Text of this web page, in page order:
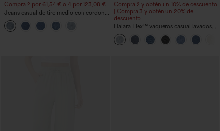
Compra 2 por 61,54 € o 4 por 123,08 €.
Jeans casual de tiro medio con cordón y
bolsillos
Compra 2 y obtén un 10% de descuento
| Compra 3 y obtén un 20% de
descuento
Halara Flex™ vaqueros casual lavados
asimétricos de tiro bajo con bolsillos
con cremallera, corte baggy y pierna
ancha